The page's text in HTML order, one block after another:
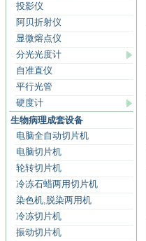
投影仪
阿贝折射仪
显微熔点仪
分光光度计
自准直仪
平行光管
硬度计
生物病理成套设备
电脑全自动切片机
电脑切片机
轮转切片机
冷冻石蜡两用切片机
染色机,脱染两用机
冷冻切片机
振动切片机